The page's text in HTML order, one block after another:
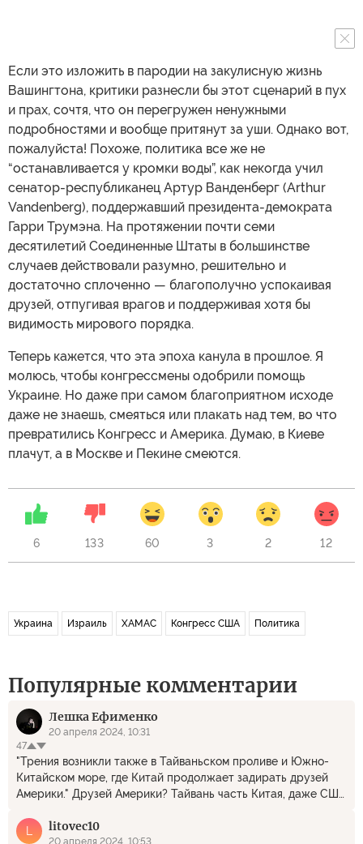
Если это изложить в пародии на закулисную жизнь
Вашингтона, критики разнесли бы этот сценарий в пух
и прах, сочтя, что он перегружен ненужными
подробностями и вообще притянут за уши. Однако вот,
пожалуйста! Похоже, политика все же не
“останавливается у кромки воды”, как некогда учил
сенатор-республиканец Артур Ванденберг (Arthur
Vandenberg), поддержавший президента-демократа
Гарри Трумэна. На протяжении почти семи
десятилетий Соединенные Штаты в большинстве
случаев действовали разумно, решительно и
достаточно сплоченно — благополучно успокаивая
друзей, отпугивая врагов и поддерживая хотя бы
видимость мирового порядка.
Теперь кажется, что эта эпоха канула в прошлое. Я
молюсь, чтобы конгрессмены одобрили помощь
Украине. Но даже при самом благоприятном исходе
даже не знаешь, смеяться или плакать над тем, во что
превратились Конгресс и Америка. Думаю, в Киеве
плачут, а в Москве и Пекине смеются.
6 133 60 3 2 12
Украина Израиль ХАМАС Конгресс США Политика
Популярные комментарии
Лешка Ефименко
20 апреля 2024, 10:31
47
"Трения возникли также в Тайваньском проливе и Южно-
Китайском море, где Китай продолжает задирать друзей
Америки." Друзей Америки? Тайвань часть Китая, даже США
Москва, Тегеран, Пекин и Пхеньян действительно ведут
L litоvec10
20 апреля 2024, 10:53